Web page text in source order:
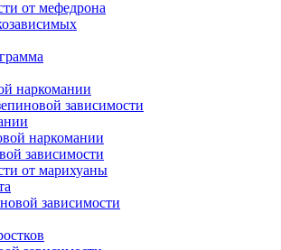
от мефедрона
наркомании
зависимости
наркомании
зависимости
от марихуаны
зависимости